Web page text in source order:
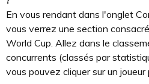
En vous rendant dans l'onglet
vous verrez une section
World Cup. Allez dans le
concurrents (classés par
vous pouvez cliquer sur un